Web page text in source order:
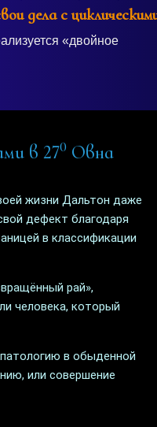
дела с
«двойное
в 270 Овна
жизни Дальтон даже
дефект благодаря
в классификации
рай»,
человека, который
в обыденной
или совершение